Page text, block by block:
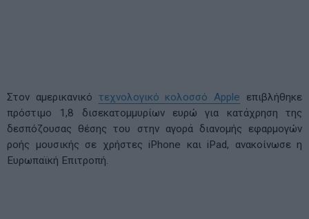
Στον αμερικανικό τεχνολογικό κολοσσό Apple επιβλήθηκε
πρόστιμο 1,8 δισεκατομμυρίων ευρώ για κατάχρηση της
δεσπόζουσας θέσης του στην αγορά διανομής εφαρμογών
ροής μουσικής σε χρήστες iPhone και iPad, ανακοίνωσε η
Ευρωπαϊκή Επιτροπή.